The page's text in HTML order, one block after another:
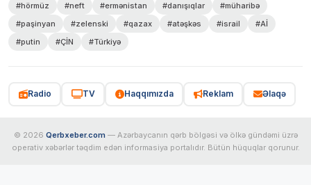
#hörmüz #neft #ermənistan #danışıqlar
#müharibə
#paşinyan
#zelenski #qazax #atəşkəs #israil
#Aİ
#putin
#ÇİN #Türkiyə
Radio TV Haqqımızda Reklam Əlaqə
© 2026 Qerbxeber.com — Azərbaycanın qərb bölgəsi və ölkə gündəmi üzrə
operativ xəbərlər təqdim edən informasiya portalıdır. Bütün hüquqlar qorunur.